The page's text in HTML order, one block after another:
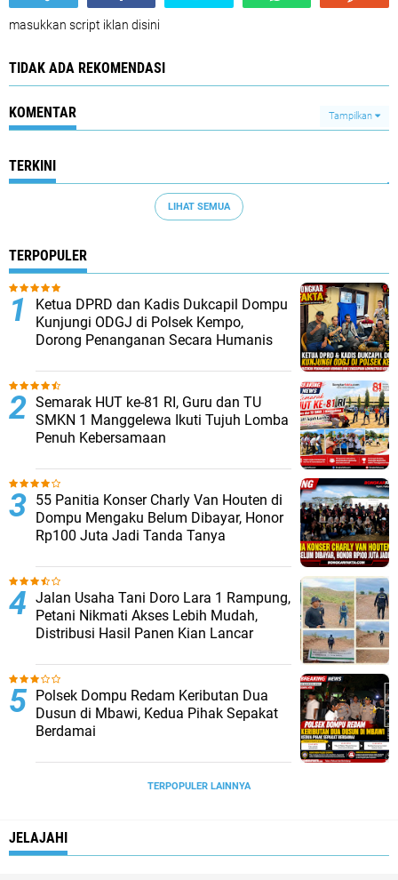
masukkan script iklan disini
TIDAK ADA REKOMENDASI
KOMENTAR Tampilkan
TERKINI
LIHAT SEMUA
TERPOPULER
Ketua DPRD dan Kadis Dukcapil Dompu
Kunjungi ODGJ di Polsek Kempo,
Dorong Penanganan Secara Humanis
Semarak HUT ke-81 RI, Guru dan TU
SMKN 1 Manggelewa Ikuti Tujuh Lomba
Penuh Kebersamaan
55 Panitia Konser Charly Van Houten di
Dompu Mengaku Belum Dibayar, Honor
Rp100 Juta Jadi Tanda Tanya
Jalan Usaha Tani Doro Lara 1 Rampung,
Petani Nikmati Akses Lebih Mudah,
Distribusi Hasil Panen Kian Lancar
Polsek Dompu Redam Keributan Dua
Dusun di Mbawi, Kedua Pihak Sepakat
Berdamai
TERPOPULER LAINNYA
JELAJAHI